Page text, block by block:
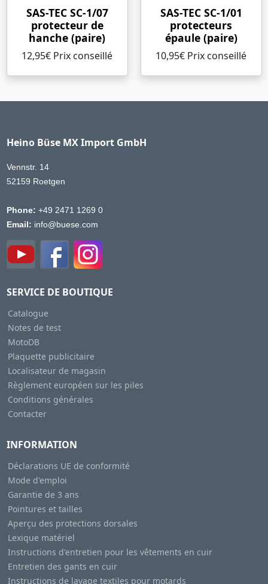
SAS-TEC SC-1/07
protecteur de
hanche (paire)
12,95€ Prix ​​conseillé
SAS-TEC SC-1/01
protecteurs
épaule (paire)
10,95€ Prix ​​conseillé
Heino Büse MX Import GmbH
Vennstr. 14
52159 Roetgen
Phone: +49 2471 1269 0
Email: info@buese.com
SERVICE DE BOUTIQUE
Catalogue
Notes de test
MotoDB
Plaquette publicitaire
Localisateur de magasin
Règlement européen sur les piles
Conditions générales
Contacter
INFORMATION
Déclarations UE de conformité
Mode d'emploi
Garantie de 3 ans
Pointures et tailles
Aperçu des protections dorsales
Lexique matériel
Instructions d'entretien pour les vêtements en cuir
Entretien des gants en cuir
Instructions de lavage textiles pour motards